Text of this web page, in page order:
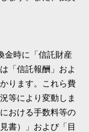
金時に「信託財産
「信託報酬」およ
ります。これら費
等により変動しま
おける手数料等の
書）」および「目